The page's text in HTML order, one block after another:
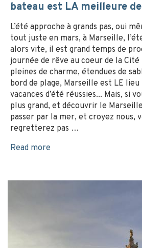
bateau est LA meilleure
L’été approche à grands pas, oui
tout juste en mars, à Marseille,
alors vite, il est grand temps de
journée de rêve au coeur de la
pleines de charme, étendues de
bord de plage, Marseille est LE lieu
vacances d’été réussies... Mais, si
plus grand, et découvrir le
passer par la mer, et croyez nous,
regretterez pas …
Read more